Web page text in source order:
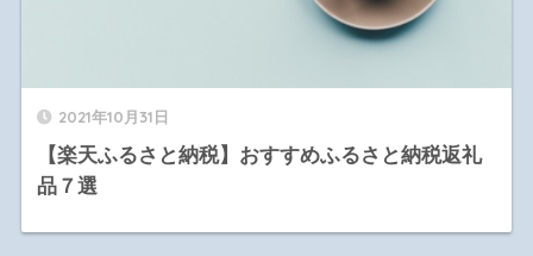
2021年10月31日
【楽天ふるさと納税】おすすめふるさと納税返礼
品７選